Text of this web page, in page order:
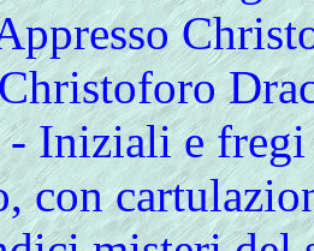
- Iniziali e
con